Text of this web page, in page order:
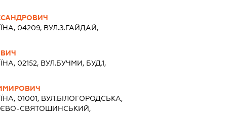
04209, ВУЛ.З.ГАЙДАЙ,
02152, ВУЛ.БУЧМИ, БУД.1,
01001, ВУЛ.БІЛОГОРОДСЬКА,
СВЯТОШИНСЬКИЙ,